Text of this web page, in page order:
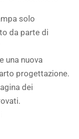
solo
da parte di
una nuova
progettazione.
dei